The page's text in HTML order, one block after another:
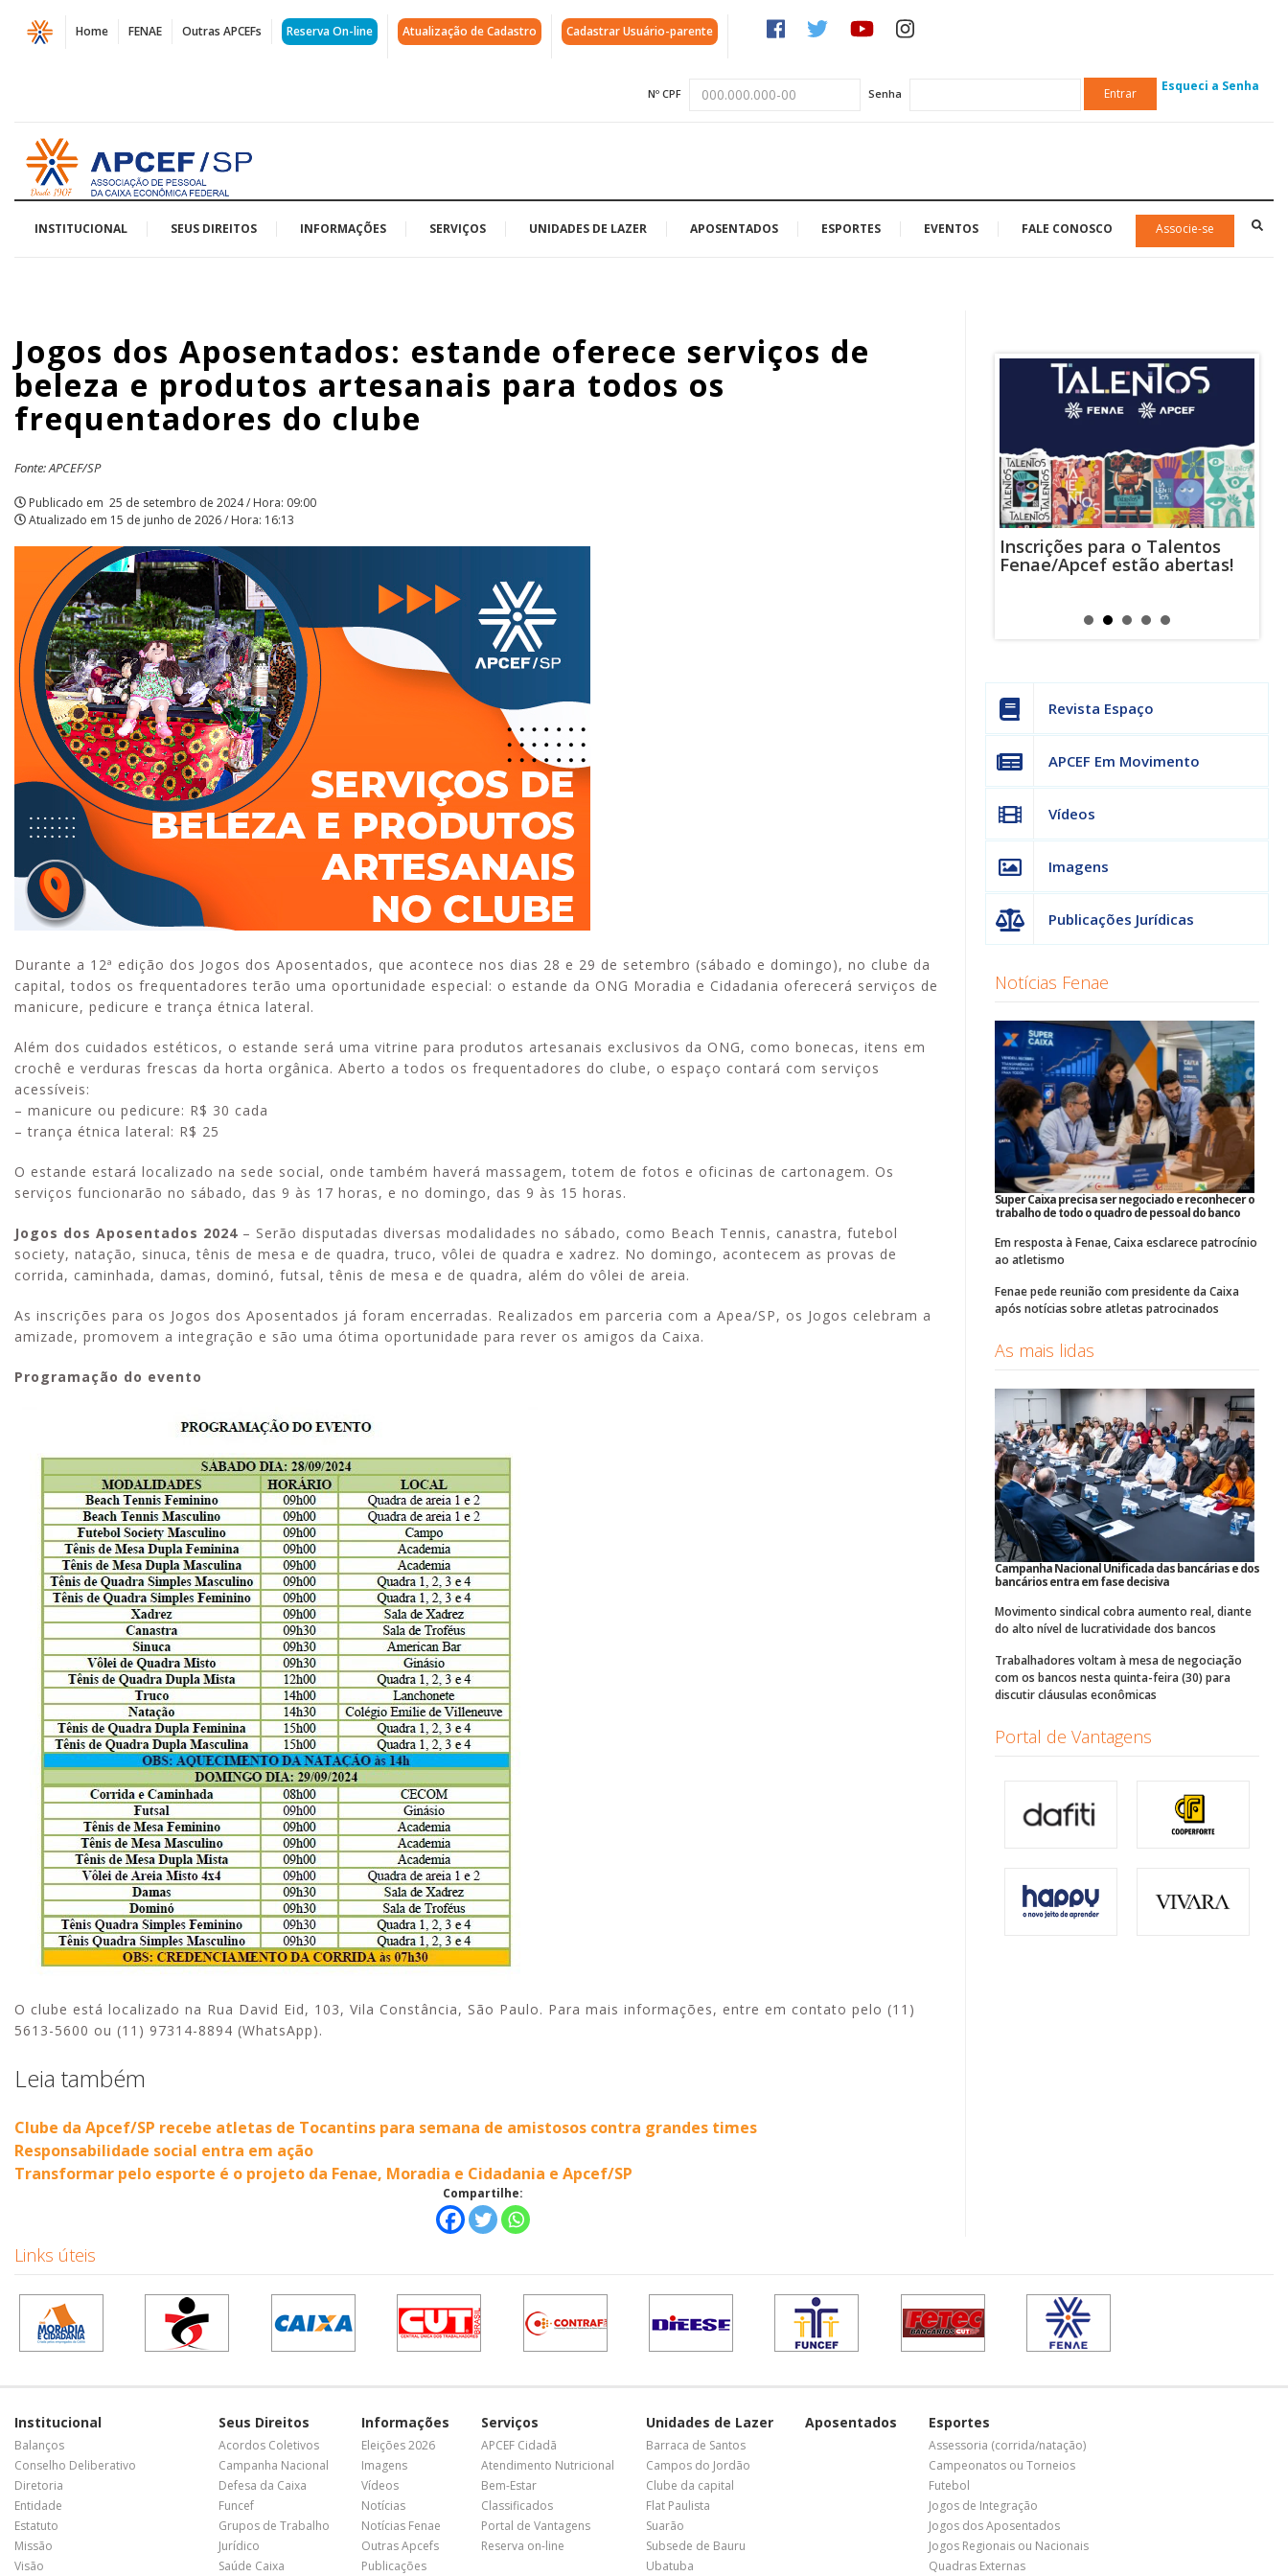
Página
Jogos
Aposentados:
estande
oferece
serviços
e
produtos
artesanais
para
todos
os
frequentadores
do
clube
|
APCEF/SP
Home FENAE Outras APCEFs Reserva On-line Atualização de Cadastro Cadastrar Usuário-parente
Nº CPF Senha Entrar Esqueci a Senha
Acessar
página
inicial
INSTITUCIONAL SEUS DIREITOS INFORMAÇÕES SERVIÇOS UNIDADES DE LAZER APOSENTADOS ESPORTES EVENTOS FALE CONOSCO Associe-se
Jogos dos Aposentados: estande oferece serviços de
beleza e produtos artesanais para todos os
frequentadores do clube
Fonte: APCEF/SP
Publicado em 25 de setembro de 2024 / Hora: 09:00
Atualizado em 15 de junho de 2026 / Hora: 16:13
Durante a 12ª edição dos Jogos dos Aposentados, que acontece nos dias 28 e 29 de setembro (sábado e domingo), no clube da
capital, todos os frequentadores terão uma oportunidade especial: o estande da ONG Moradia e Cidadania oferecerá serviços de
manicure, pedicure e trança étnica lateral.
Além dos cuidados estéticos, o estande será uma vitrine para produtos artesanais exclusivos da ONG, como bonecas, itens em
crochê e verduras frescas da horta orgânica. Aberto a todos os frequentadores do clube, o espaço contará com serviços
acessíveis:
– manicure ou pedicure: R$ 30 cada
– trança étnica lateral: R$ 25
O estande estará localizado na sede social, onde também haverá massagem, totem de fotos e oficinas de cartonagem. Os
serviços funcionarão no sábado, das 9 às 17 horas, e no domingo, das 9 às 15 horas.
Jogos dos Aposentados 2024 – Serão disputadas diversas modalidades no sábado, como Beach Tennis, canastra, futebol
society, natação, sinuca, tênis de mesa e de quadra, truco, vôlei de quadra e xadrez. No domingo, acontecem as provas de
corrida, caminhada, damas, dominó, futsal, tênis de mesa e de quadra, além do vôlei de areia.
As inscrições para os Jogos dos Aposentados já foram encerradas. Realizados em parceria com a Apea/SP, os Jogos celebram a
amizade, promovem a integração e são uma ótima oportunidade para rever os amigos da Caixa.
Programação do evento
O clube está localizado na Rua David Eid, 103, Vila Constância, São Paulo. Para mais informações, entre em contato pelo (11)
5613-5600 ou (11) 97314-8894 (WhatsApp).
Leia também
Clube da Apcef/SP recebe atletas de Tocantins para semana de amistosos contra grandes times
Responsabilidade social entra em ação
Transformar pelo esporte é o projeto da Fenae, Moradia e Cidadania e Apcef/SP
Compartilhe:
Esporte em movimento:
oferecidos pela Apcef/SP
Inscrições para o Talentos
Fenae/Apcef estão abertas!
Revista Espaço
APCEF Em Movimento
Vídeos
Imagens
Publicações Jurídicas
Notícias Fenae
Super Caixa precisa ser negociado e reconhecer o
trabalho de todo o quadro de pessoal do banco
Em resposta à Fenae, Caixa esclarece patrocínio
ao atletismo
Fenae pede reunião com presidente da Caixa
após notícias sobre atletas patrocinados
As mais lidas
Campanha Nacional Unificada das bancárias e dos
bancários entra em fase decisiva
Movimento sindical cobra aumento real, diante
do alto nível de lucratividade dos bancos
Trabalhadores voltam à mesa de negociação
com os bancos nesta quinta-feira (30) para
discutir cláusulas econômicas
Portal de Vantagens
Links úteis
Institucional
Balanços
Conselho Deliberativo
Diretoria
Entidade
Estatuto
Missão
Visão
Seus Direitos
Acordos Coletivos
Campanha Nacional
Defesa da Caixa
Funcef
Grupos de Trabalho
Jurídico
Saúde Caixa
Informações
Eleições 2026
Imagens
Vídeos
Notícias
Notícias Fenae
Outras Apcefs
Publicações
Serviços
APCEF Cidadã
Atendimento Nutricional
Bem-Estar
Classificados
Portal de Vantagens
Reserva on-line
Unidades de Lazer
Barraca de Santos
Campos do Jordão
Clube da capital
Flat Paulista
Suarão
Subsede de Bauru
Ubatuba
Aposentados Esportes
Assessoria (corrida/natação)
Campeonatos ou Torneios
Futebol
Jogos de Integração
Jogos dos Aposentados
Jogos Regionais ou Nacionais
Quadras Externas